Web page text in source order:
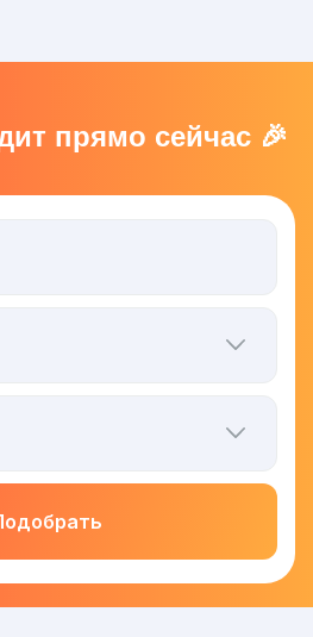
прямо сейчас 🎉